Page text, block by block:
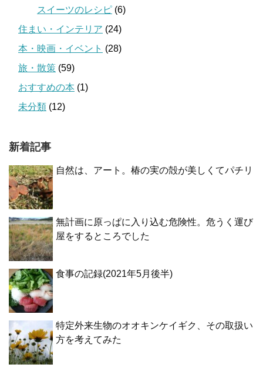
スイーツのレシピ (6)
住まい・インテリア (24)
本・映画・イベント (28)
旅・散策 (59)
おすすめの本 (1)
未分類 (12)
新着記事
自然は、アート。椿の実の殻が美しくてパチリ
無計画に原っぱに入り込む危険性。危うく運び
屋をするところでした
食事の記録(2021年5月後半)
特定外来生物のオオキンケイギク、その取扱い
方を考えてみた